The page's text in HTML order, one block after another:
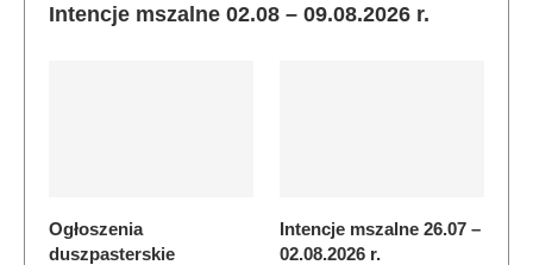
Intencje mszalne 02.08 – 09.08.2026 r.
Ogłoszenia
duszpasterskie
Intencje mszalne 26.07 –
02.08.2026 r.